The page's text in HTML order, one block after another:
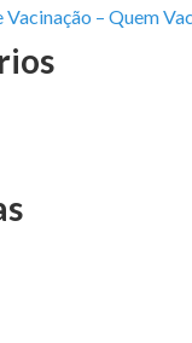
– Quem